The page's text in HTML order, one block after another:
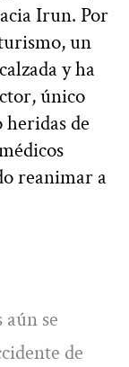
Irun. Por
un
y ha
único
de
reanimar a
se
de